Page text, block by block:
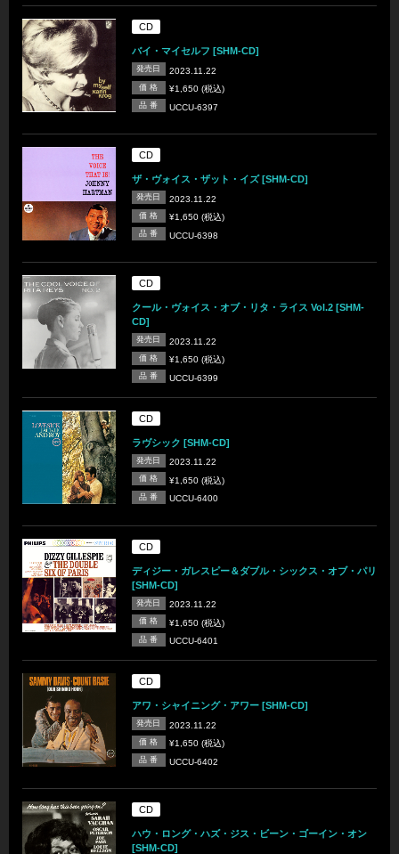
CD
バイ・マイセルフ [SHM-CD]
発売日 2023.11.22
価 格 ¥1,650 (税込)
品 番 UCCU-6397
CD
ザ・ヴォイス・ザット・イズ [SHM-CD]
発売日 2023.11.22
価 格 ¥1,650 (税込)
品 番 UCCU-6398
CD
クール・ヴォイス・オブ・リタ・ライス Vol.2 [SHM-
CD]
発売日 2023.11.22
価 格 ¥1,650 (税込)
品 番 UCCU-6399
CD
ラヴシック [SHM-CD]
発売日 2023.11.22
価 格 ¥1,650 (税込)
品 番 UCCU-6400
CD
ディジー・ガレスピー＆ダブル・シックス・オブ・パリ
[SHM-CD]
発売日 2023.11.22
価 格 ¥1,650 (税込)
品 番 UCCU-6401
CD
アワ・シャイニング・アワー [SHM-CD]
発売日 2023.11.22
価 格 ¥1,650 (税込)
品 番 UCCU-6402
CD
ハウ・ロング・ハズ・ジス・ビーン・ゴーイン・オン
[SHM-CD]